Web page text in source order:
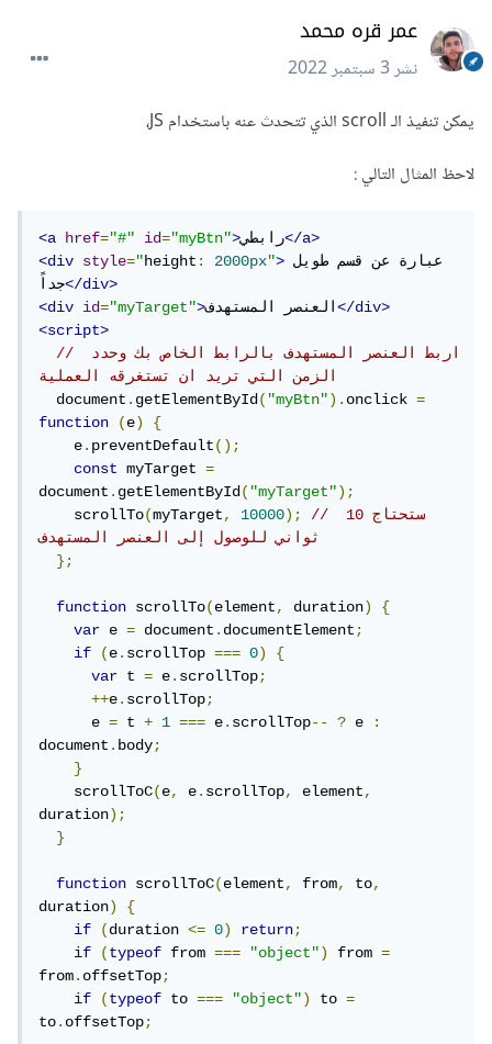
عمر قره محمد
نشر3 سبتمبر 2022
يمكن تنفيذ الـ scroll الذي تتحدث عنه باستخدام JS،
لاحظ المثال التالي :
<a href="#" id="myBtn">رابطي</a>
<div
style="height: 2000px"> عبارة عن قسم طويل
جداً</div>
<div
id="myTarget">العنصر المستهدف</div>
<script>
// اربط العنصر المستهدف بالرابط الخاص بك وحدد
الزمن التي تريد ان تستغرقه العملية
  document
.getElementById("myBtn").onclick =
function
(e)
{
    e
.preventDefault();
const myTarget =
document.getElementById("myTarget");
    scrollTo
(myTarget, 10000);
// ستحتاج 10
ثواني للوصول إلى العنصر المستهدف
};
function scrollTo(element, duration)
{
var e = document.documentElement;
if
(e.scrollTop === 0)
{
var t = e.scrollTop;
++e.scrollTop;
      e
= t + 1 === e.scrollTop-- ? e :
document.body;
}
    scrollToC
(e, e.scrollTop, element,
duration);
}
function scrollToC(element, from, to,
duration)
{
if
(duration <= 0) return;
if
(typeof from === "object") from =
from.offsetTop;
if
(typeof to === "object") to =
to.offsetTop;